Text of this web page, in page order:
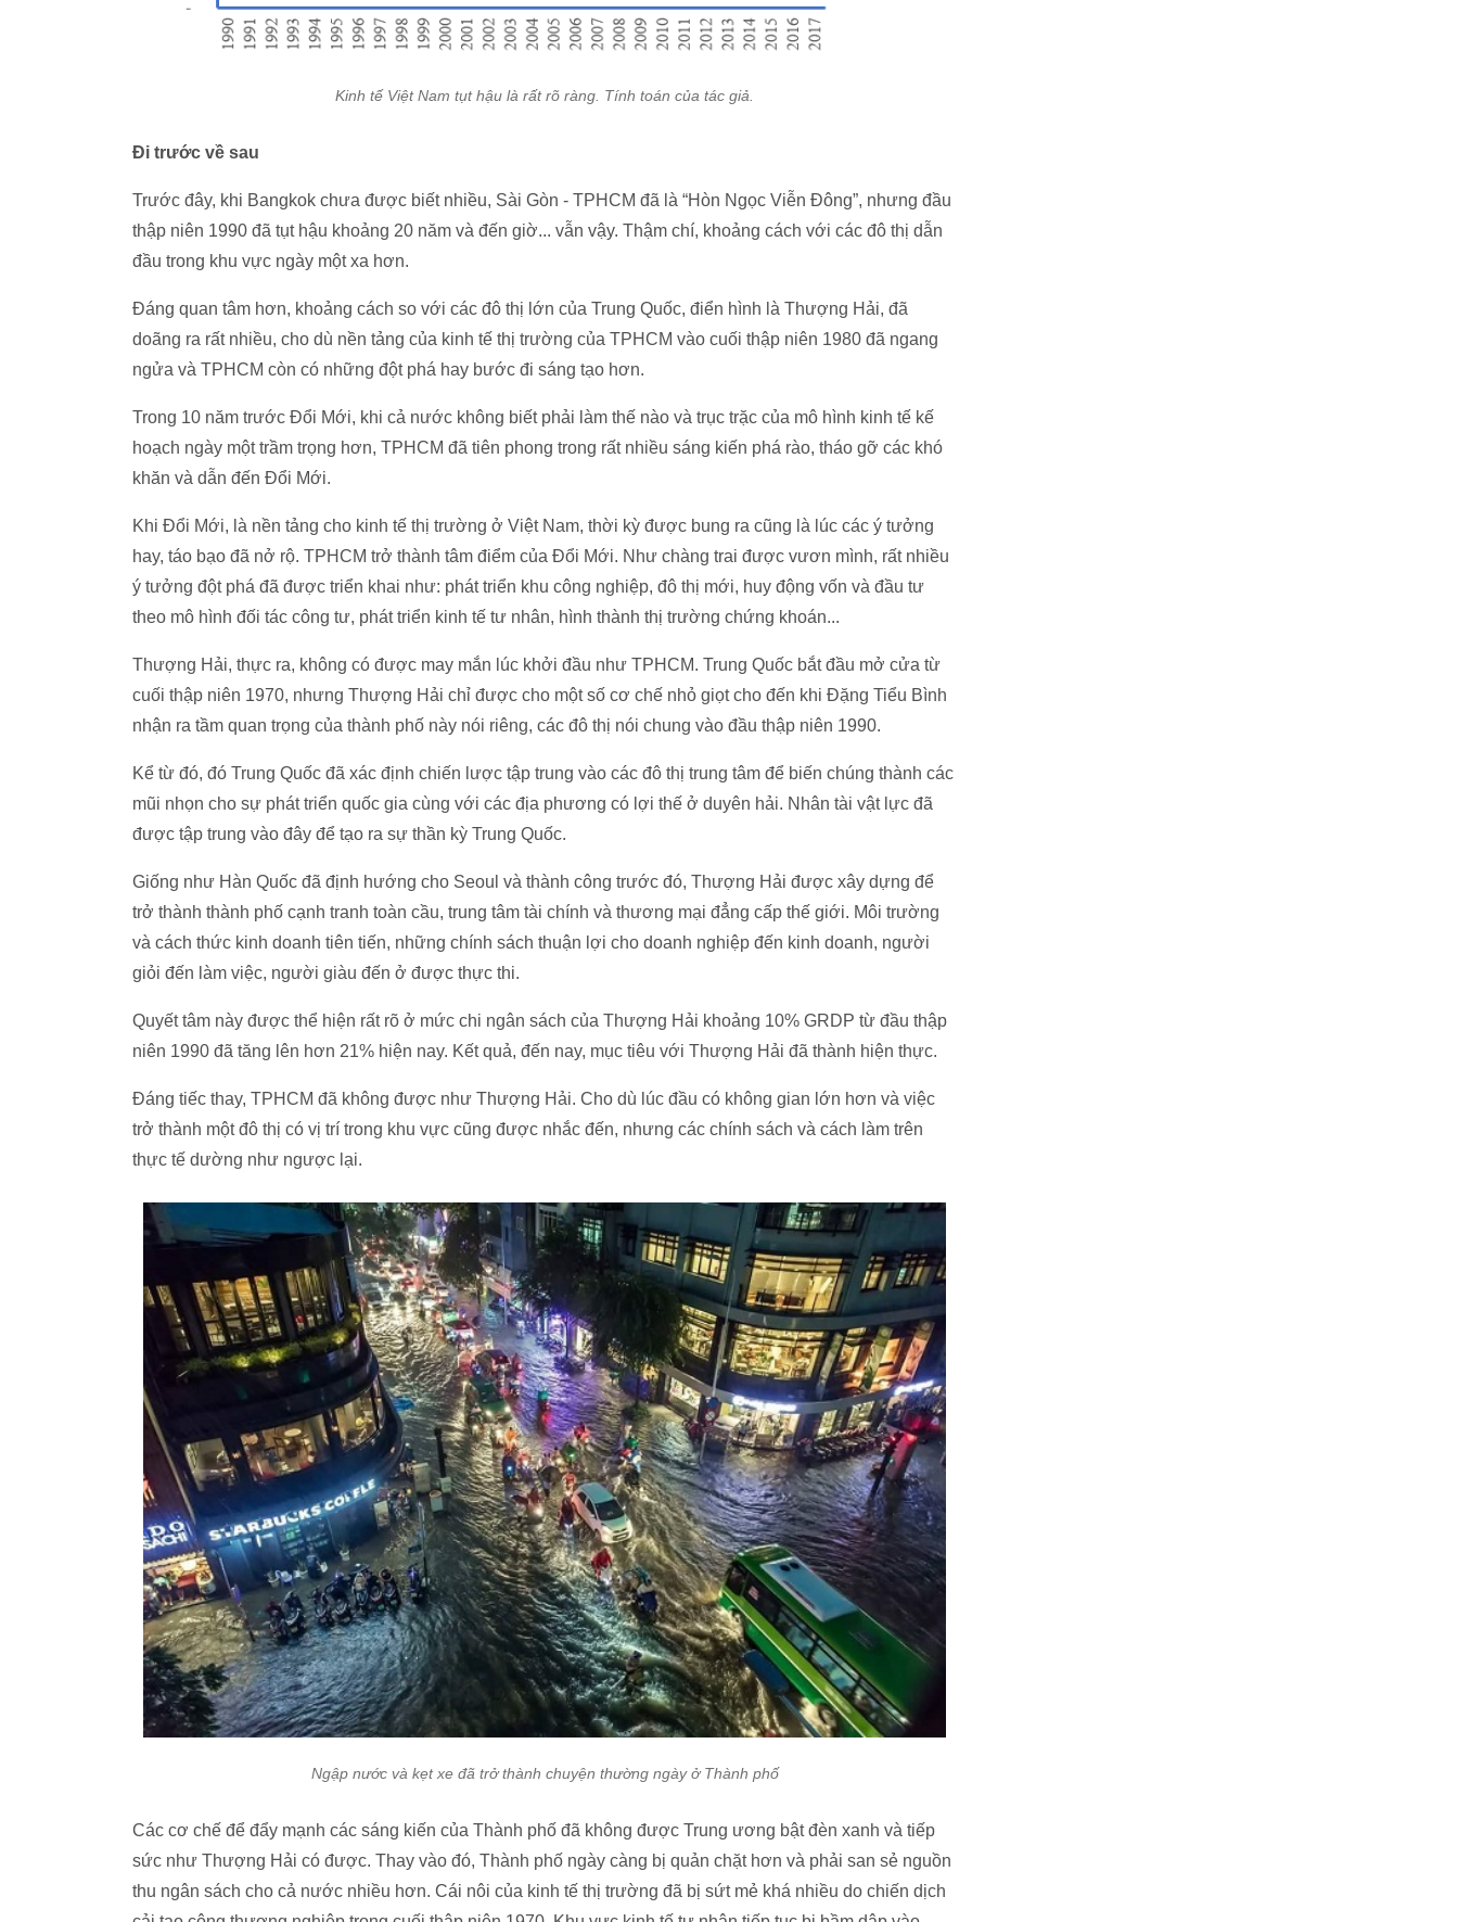
Kinh tế Việt Nam tụt hậu là rất rõ ràng. Tính toán của tác giả.
Đi trước về sau
Trước đây, khi Bangkok chưa được biết nhiều, Sài Gòn - TPHCM đã là “Hòn Ngọc Viễn Đông”, nhưng đầu
thập niên 1990 đã tụt hậu khoảng 20 năm và đến giờ... vẫn vậy. Thậm chí, khoảng cách với các đô thị dẫn
đầu trong khu vực ngày một xa hơn.
Đáng quan tâm hơn, khoảng cách so với các đô thị lớn của Trung Quốc, điển hình là Thượng Hải, đã
doãng ra rất nhiều, cho dù nền tảng của kinh tế thị trường của TPHCM vào cuối thập niên 1980 đã ngang
ngửa và TPHCM còn có những đột phá hay bước đi sáng tạo hơn.
Trong 10 năm trước Đổi Mới, khi cả nước không biết phải làm thế nào và trục trặc của mô hình kinh tế kế
hoạch ngày một trầm trọng hơn, TPHCM đã tiên phong trong rất nhiều sáng kiến phá rào, tháo gỡ các khó
khăn và dẫn đến Đổi Mới.
Khi Đổi Mới, là nền tảng cho kinh tế thị trường ở Việt Nam, thời kỳ được bung ra cũng là lúc các ý tưởng
hay, táo bạo đã nở rộ. TPHCM trở thành tâm điểm của Đổi Mới. Như chàng trai được vươn mình, rất nhiều
ý tưởng đột phá đã được triển khai như: phát triển khu công nghiệp, đô thị mới, huy động vốn và đầu tư
theo mô hình đối tác công tư, phát triển kinh tế tư nhân, hình thành thị trường chứng khoán...
Thượng Hải, thực ra, không có được may mắn lúc khởi đầu như TPHCM. Trung Quốc bắt đầu mở cửa từ
cuối thập niên 1970, nhưng Thượng Hải chỉ được cho một số cơ chế nhỏ giọt cho đến khi Đặng Tiểu Bình
nhận ra tầm quan trọng của thành phố này nói riêng, các đô thị nói chung vào đầu thập niên 1990.
Kể từ đó, đó Trung Quốc đã xác định chiến lược tập trung vào các đô thị trung tâm để biến chúng thành các
mũi nhọn cho sự phát triển quốc gia cùng với các địa phương có lợi thế ở duyên hải. Nhân tài vật lực đã
được tập trung vào đây để tạo ra sự thần kỳ Trung Quốc.
Giống như Hàn Quốc đã định hướng cho Seoul và thành công trước đó, Thượng Hải được xây dựng để
trở thành thành phố cạnh tranh toàn cầu, trung tâm tài chính và thương mại đẳng cấp thế giới. Môi trường
và cách thức kinh doanh tiên tiến, những chính sách thuận lợi cho doanh nghiệp đến kinh doanh, người
giỏi đến làm việc, người giàu đến ở được thực thi.
Quyết tâm này được thể hiện rất rõ ở mức chi ngân sách của Thượng Hải khoảng 10% GRDP từ đầu thập
niên 1990 đã tăng lên hơn 21% hiện nay. Kết quả, đến nay, mục tiêu với Thượng Hải đã thành hiện thực.
Đáng tiếc thay, TPHCM đã không được như Thượng Hải. Cho dù lúc đầu có không gian lớn hơn và việc
trở thành một đô thị có vị trí trong khu vực cũng được nhắc đến, nhưng các chính sách và cách làm trên
thực tế dường như ngược lại.
Ngập nước và kẹt xe đã trở thành chuyện thường ngày ở Thành phố
Các cơ chế để đẩy mạnh các sáng kiến của Thành phố đã không được Trung ương bật đèn xanh và tiếp
sức như Thượng Hải có được. Thay vào đó, Thành phố ngày càng bị quản chặt hơn và phải san sẻ nguồn
thu ngân sách cho cả nước nhiều hơn. Cái nôi của kinh tế thị trường đã bị sứt mẻ khá nhiều do chiến dịch